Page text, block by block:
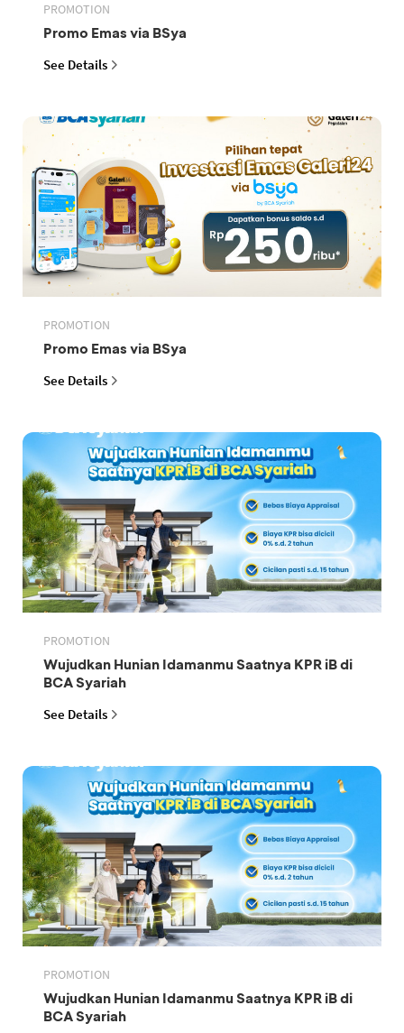
PROMOTION
Promo Emas via BSya
See Details
PROMOTION
Promo Emas via BSya
See Details
PROMOTION
Wujudkan Hunian Idamanmu Saatnya KPR iB di
BCA Syariah
See Details
PROMOTION
Wujudkan Hunian Idamanmu Saatnya KPR iB di
BCA Syariah